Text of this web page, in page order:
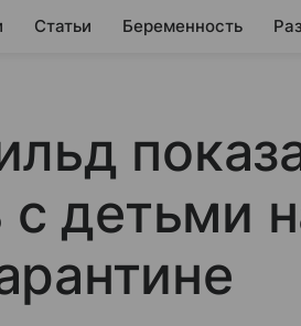
Статьи Беременность
с детьми